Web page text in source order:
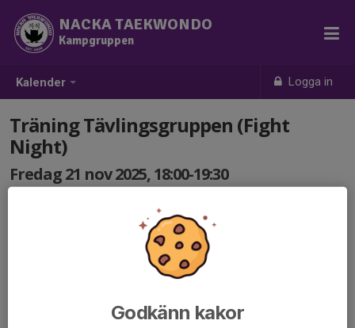
Kalender Logga in
NACKA TAEKWONDO
Kampgruppen
Träning Tävlingsgruppen (Fight
Night)
Fredag 21 nov 2025, 18:00-19:30
Åsögatan 153 (Södermalm)
Träning tillsammans med andra klubbar inne på
Godkänn kakor